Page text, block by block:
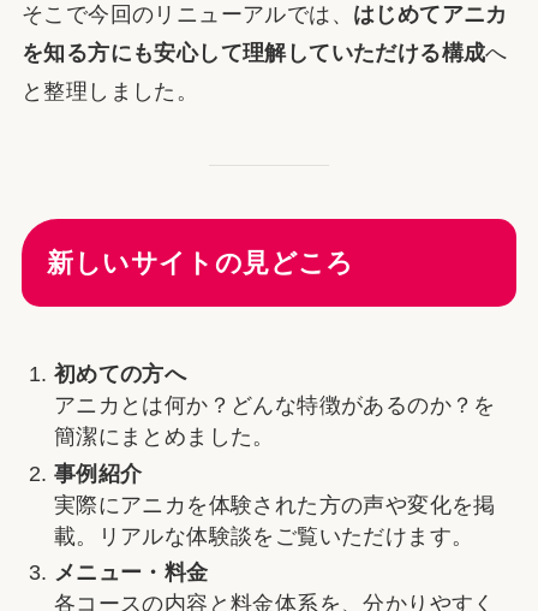
そこで今回のリニューアルでは、 はじめてアニカ
を知る方にも安心して理解していただける構成へ
と整理しました。
新しいサイトの見どころ
初めての方へ
アニカとは何か？どんな特徴があるのか？を
簡潔にまとめました。
事例紹介
実際にアニカを体験された方の声や変化を掲
載。リアルな体験談をご覧いただけます。
メニュー・料金
各コースの内容と料金体系を、分かりやすく